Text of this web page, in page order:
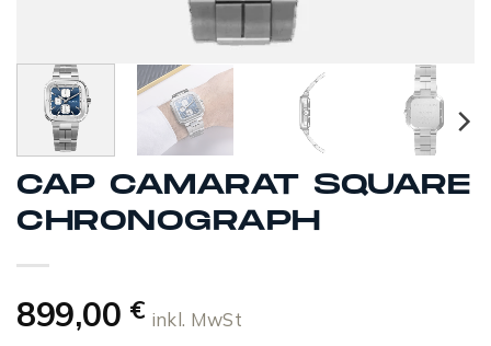
CAP CAMARAT SQUARE
CHRONOGRAPH
899,00 € inkl. MwSt